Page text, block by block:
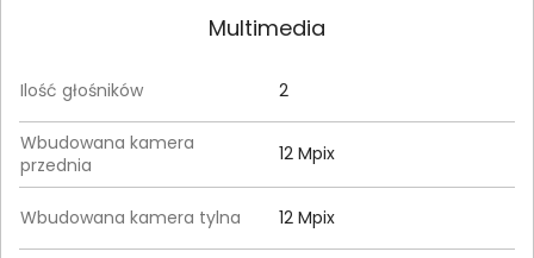
Multimedia
Ilość głośników 2
Wbudowana kamera
przednia
12 Mpix
Wbudowana kamera tylna 12 Mpix